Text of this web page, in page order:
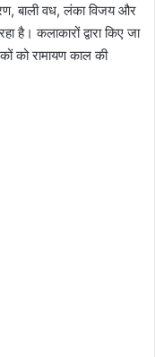
बाली वध, लंका विजय और
है। कलाकारों द्वारा किए जा
को रामायण काल की